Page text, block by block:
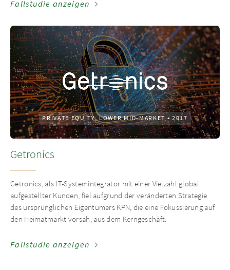
Fallstudie anzeigen
PRIVATE EQUITY, LOWER MID-MARKET • 2017
Getronics
Getronics, als IT-Systemintegrator mit einer Vielzahl global
aufgestellter Kunden, fiel aufgrund der veränderten Strategie
des ursprünglichen Eigentümers KPN, die eine Fokussierung auf
den Heimatmarkt vorsah, aus dem Kerngeschäft.
Fallstudie anzeigen